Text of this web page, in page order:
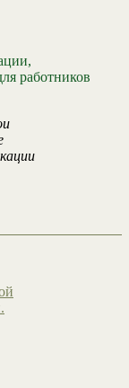
работников